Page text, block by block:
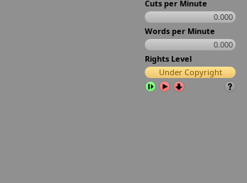
Cuts per Minute
0.000
Words per Minute
0.000
Rights Level
Under Copyright